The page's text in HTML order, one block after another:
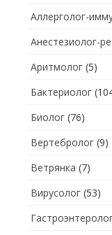
СТОМАТОЛОГ
ЭНДОКРИНОЛОГ
Аллерголог-
Анестезиолог-
Аритмолог (5)
Бактериолог
Биолог (76)
Вертебролог (9)
Ветрянка (7)
Вирусолог (53)